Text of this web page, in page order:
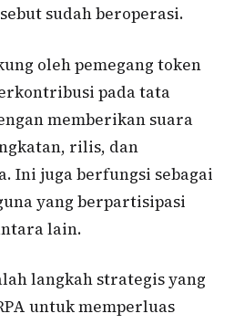
sudah beroperasi.
oleh pemegang token
pada tata
memberikan suara
rilis, dan
Ini juga berfungsi sebagai
yang berpartisipasi
lain.
langkah strategis yang
untuk memperluas